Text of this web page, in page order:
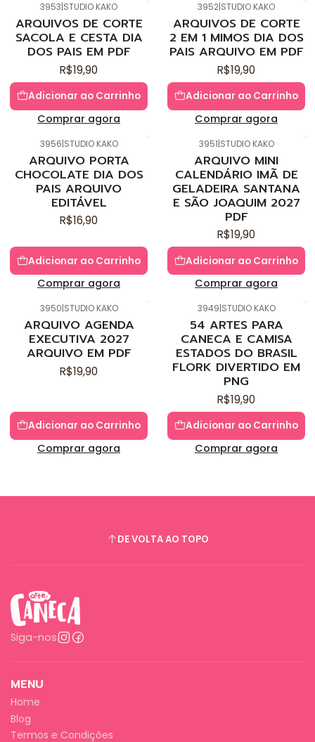
3953|STUDIO KAKO
ARQUIVOS DE CORTE
SACOLA E CESTA DIA
DOS PAIS EM PDF
R$19,90
Adicionar ao Carrinho
Comprar agora
3952|STUDIO KAKO
ARQUIVOS DE CORTE
2 EM 1 MIMOS DIA DOS
PAIS ARQUIVO EM PDF
R$19,90
Adicionar ao Carrinho
Comprar agora
3956|STUDIO KAKO
ARQUIVO PORTA
CHOCOLATE DIA DOS
PAIS ARQUIVO
EDITÁVEL
R$16,90
Adicionar ao Carrinho
Comprar agora
3951|STUDIO KAKO
ARQUIVO MINI
CALENDÁRIO IMÃ DE
GELADEIRA SANTANA
E SÃO JOAQUIM 2027
PDF
R$19,90
Adicionar ao Carrinho
Comprar agora
3950|STUDIO KAKO
ARQUIVO AGENDA
EXECUTIVA 2027
ARQUIVO EM PDF
R$19,90
Adicionar ao Carrinho
Comprar agora
3949|STUDIO KAKO
54 ARTES PARA
CANECA E CAMISA
ESTADOS DO BRASIL
FLORK DIVERTIDO EM
PNG
R$19,90
Adicionar ao Carrinho
Comprar agora
DE VOLTA AO TOPO
Siga-nos
MENU
Home
Blog
Termos e Condições